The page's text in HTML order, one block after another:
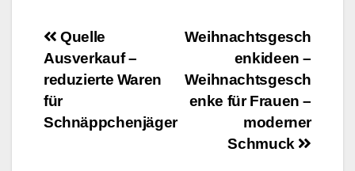
Beitragsnavigation
Weihnachtsgesch
enkideen –
Weihnachtsgesch
enke für Frauen –
moderner
Schmuck
Quelle
Ausverkauf –
reduzierte Waren
für
Schnäppchenjäger